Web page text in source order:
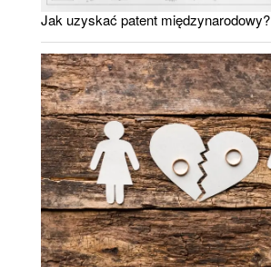
Jak uzyskać patent międzynarodowy?